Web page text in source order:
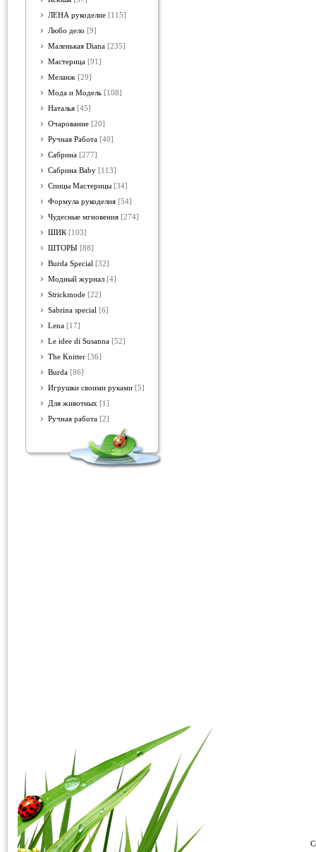
ЛЕНА рукоделие [115]
Любо дело [9]
Маленькая Diana [235]
Мастерица [91]
Меланж [29]
Мода и Модель [108]
Наталья [45]
Очарование [20]
Ручная Работа [40]
Сабрина [277]
Сабрина Baby [113]
Спицы Мастерицы [34]
Формула рукоделия [54]
Чудесные мгновения [274]
ШИК [103]
ШТОРЫ [88]
Burda Special [32]
Модный журнал [4]
Strickmode [22]
Sabrina special [6]
Lena [17]
Le idee di Susanna [52]
The Knitter [36]
Burda [86]
Игрушки своими руками [5]
Для животных [1]
Ручная работа [2]